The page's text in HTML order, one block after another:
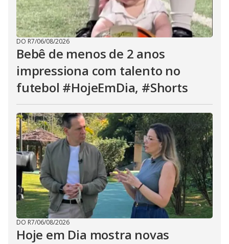
DO R7/06/08/2026
Bebê de menos de 2 anos
impressiona com talento no
futebol #HojeEmDia, #Shorts
DO R7/06/08/2026
Hoje em Dia mostra novas